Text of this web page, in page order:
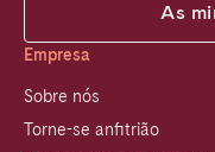
As
Empresa
Sobre nós
Torne-se anfitrião